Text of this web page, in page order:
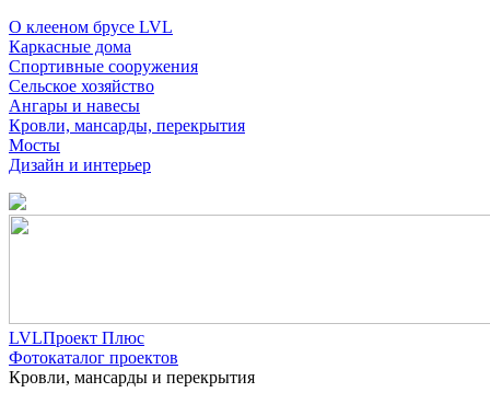
О клееном брусе LVL
Каркасные дома
Спортивные сооружения
Сельское хозяйство
Ангары и навесы
Кровли, мансарды, перекрытия
Мосты
Дизайн и интерьер
LVLПроект Плюс
Фотокаталог проектов
Кровли, мансарды и перекрытия